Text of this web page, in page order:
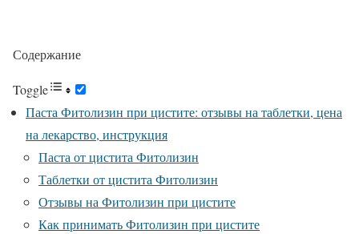
Содержание
Toggle
Паста Фитолизин при цистите: отзывы на таблетки, цена
на лекарство, инструкция
Паста от цистита Фитолизин
Таблетки от цистита Фитолизин
Отзывы на Фитолизин при цистите
Как принимать Фитолизин при цистите